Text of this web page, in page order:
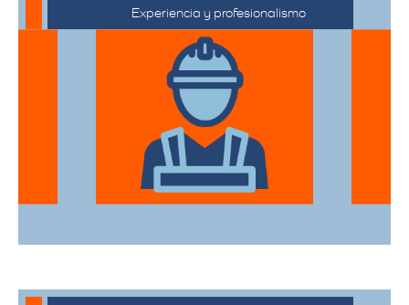
Experiencia y profesionalismo
El equipo de expertos en mudanzas de
alta gama está capacitado para manejar
desde objetos delicados hasta muebles
de gran tamaño con el mayor cuidado.